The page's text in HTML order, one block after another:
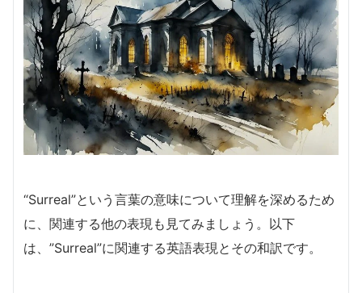
“Surreal”という言葉の意味について理解を深めるため
に、関連する他の表現も見てみましょう。以下
は、”Surreal”に関連する英語表現とその和訳です。